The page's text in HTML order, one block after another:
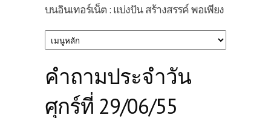
บนอินเทอร์เน็ต : แบ่งปัน สร้างสรรค์ พอเพียง
คำถามประจำวัน
ศุกร์ที่ 29/06/55